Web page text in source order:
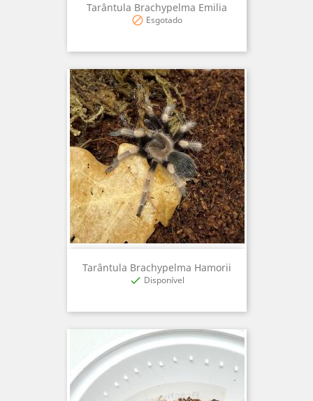
Tarântula Brachypelma Emilia
 Esgotado
Tarântula Brachypelma Hamorii
 Disponível